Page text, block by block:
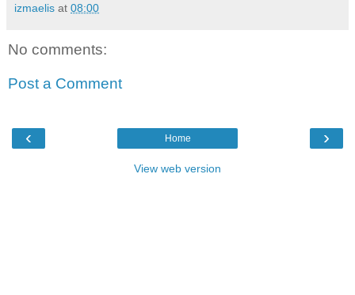
izmaelis at 08:00
No comments:
Post a Comment
‹ ›
Home
View web version